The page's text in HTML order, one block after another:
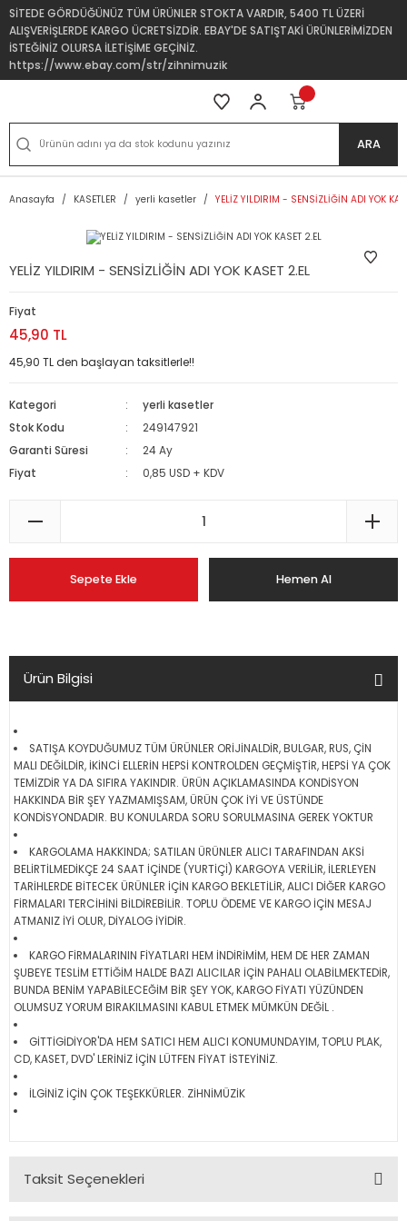
SİTEDE GÖRDÜĞÜNÜZ TÜM ÜRÜNLER STOKTA VARDIR, 5400 TL ÜZERİ
ALIŞVERİŞLERDE KARGO ÜCRETSİZDİR. EBAY'DE SATIŞTAKİ ÜRÜNLERİMİZDEN
İSTEĞİNİZ OLURSA İLETİŞİME GEÇİNİZ.
https://www.ebay.com/str/zihnimuzik
ARA
Anasayfa KASETLER yerli kasetler YELİZ YILDIRIM - SENSİZLİĞİN ADI YOK
YELİZ YILDIRIM - SENSİZLİĞİN ADI YOK KASET 2.EL
Fiyat
45,90 TL
45,90 TL den başlayan taksitlerle!!
Kategori
yerli kasetler
Stok Kodu
249147921
Garanti Süresi
24 Ay
Fiyat
0,85 USD + KDV
Sepete Ekle Hemen Al
Ürün Bilgisi
SATIŞA KOYDUĞUMUZ TÜM ÜRÜNLER ORİJİNALDİR, BULGAR, RUS, ÇİN
MALI DEĞİLDİR, İKİNCİ ELLERİN HEPSİ KONTROLDEN GEÇMİŞTİR, HEPSİ YA ÇOK
TEMİZDİR YA DA SIFIRA YAKINDIR. ÜRÜN AÇIKLAMASINDA KONDİSYON
HAKKINDA BİR ŞEY YAZMAMIŞSAM, ÜRÜN ÇOK İYİ VE ÜSTÜNDE
KONDİSYONDADIR. BU KONULARDA SORU SORULMASINA GEREK YOKTUR
KARGOLAMA HAKKINDA; SATILAN ÜRÜNLER ALICI TARAFINDAN AKSİ
BELİRTİLMEDİKÇE 24 SAAT İÇİNDE (YURTİÇİ) KARGOYA VERİLİR, İLERLEYEN
TARİHLERDE BİTECEK ÜRÜNLER İÇİN KARGO BEKLETİLİR, ALICI DİĞER KARGO
FİRMALARI TERCİHİNİ BİLDİREBİLİR. TOPLU ÖDEME VE KARGO İÇİN MESAJ
ATMANIZ İYİ OLUR, DİYALOG İYİDİR.
KARGO FİRMALARININ FİYATLARI HEM İNDİRİMİM, HEM DE HER ZAMAN
ŞUBEYE TESLİM ETTİĞİM HALDE BAZI ALICILAR İÇİN PAHALI OLABİLMEKTEDİR,
BUNDA BENİM YAPABİLECEĞİM BİR ŞEY YOK, KARGO FİYATI YÜZÜNDEN
OLUMSUZ YORUM BIRAKILMASINI KABUL ETMEK MÜMKÜN DEĞİL .
GİTTİGİDİYOR'DA HEM SATICI HEM ALICI KONUMUNDAYIM, TOPLU PLAK,
CD, KASET, DVD' LERİNİZ İÇİN LÜTFEN FİYAT İSTEYİNİZ.
İLGİNİZ İÇİN ÇOK TEŞEKKÜRLER. ZİHNİMÜZİK
Taksit Seçenekleri